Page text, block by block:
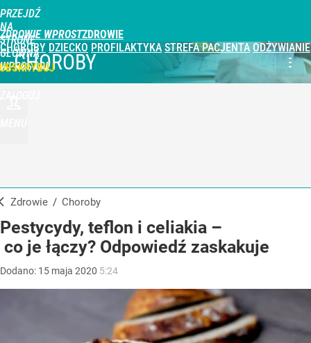
PRZEJDŹ
NA
STRONĘ
GŁÓWNĄ
WPROST.PL
ZDROWIE WPROST
CHOROBY DZIECKO PROFILAKTYKA STREFA PACJENTA ODŻYWIANIE
CHOROBY
Zdrowie / Choroby
Pestycydy, teflon i celiakia –
co je łączy? Odpowiedź zaskakuje
Dodano: 15 maja 2020 5:24